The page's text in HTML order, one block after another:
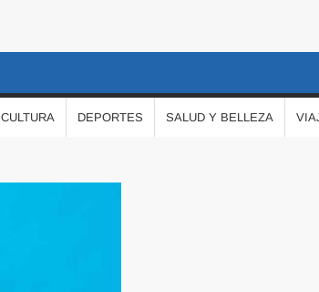
CULTURA DEPORTES SALUD Y BELLEZA